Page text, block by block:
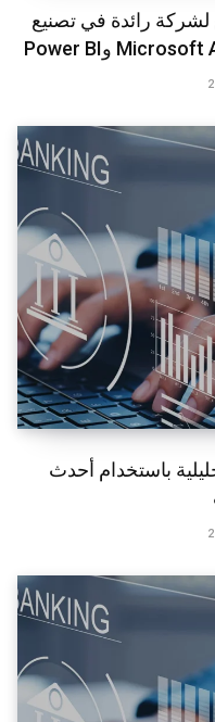
لشركة رائدة في تصنيع
باستخدام أحدث